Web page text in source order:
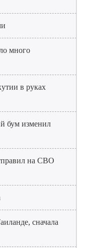
много
в руках
бум изменил
на СВО
сначала